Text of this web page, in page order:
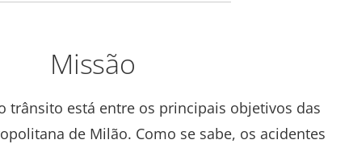
Missão
trânsito está entre os principais objetivos das
de Milão. Como se sabe, os acidentes